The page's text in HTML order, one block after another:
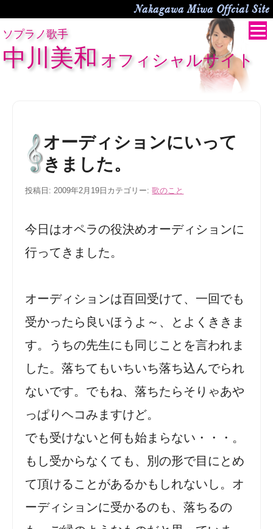
Nakagawa Miwa Offcial Site
ソプラノ歌手
中川美和 オフィシャルサイト
オーディションにいって
きました。
投稿日:2009年2月19日 カテゴリー:歌のこと
今日はオペラの役決めオーディションに
行ってきました。
オーディションは百回受けて、一回でも
受かったら良いほうよ～、とよくききま
す。うちの先生にも同じことを言われま
した。落ちてもいちいち落ち込んでられ
ないです。でもね、落ちたらそりゃあや
っぱりヘコみますけど。
でも受けないと何も始まらない・・・。
もし受からなくても、別の形で目にとめ
て頂けることがあるかもしれないし。オ
ーディションに受かるのも、落ちるの